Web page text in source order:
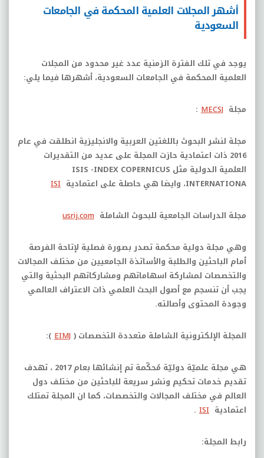
أشهر المجلات العلمية المحكمة في الجامعات
السعودية
يوجد في تلك الفترة الزمنية عدد غير محدود من المجلات
العلمية المحكمة في الجامعات السعودية، أشهرها فيما يلي:
مجلة MECSJ
:
مجلة لنشر البحوث باللغتين العربية والانجليزية انطلقت في عام
2016 ذات اعتمادية حازت المجلة على عديد من التقديرات
العلمية الدولية مثل ISIS -INDEX COPERNICUS
INTERNATIONA، وايضا هي حاصلة على اعتمادية ISI
مجلة الدراسات الجامعية للبحوث الشاملة usrij.com
وهي مجلة دولية محكمة تصدر بصورة فصلية لإتاحة الفرصة
أمام الباحثين والطلبة والأساتذة الجامعيين من مختلف المجالات
والتخصصات لمشاركة اسهاماتهم ومشاركاتهم البحثية والتي
يجب أن تنسجم مع أصول البحث العلمي ذات الاعتراف العالمي
وجودة المحتوى وأصالته.
المجلة الإلكترونية الشاملة متعددة التخصصات ( EIMJ
):
هي مجلة علميّة دوليّة مُحكّمة تم إنشائها بعام 2017 ، تهدف
تقديم خدمات تحكيم ونشر سريعة للباحثين من مختلف دول
العالم في مختلف المجالات والتخصصات، كما ان المجلة تمتلك
اعتمادية ISI
.
رابط المجلة: